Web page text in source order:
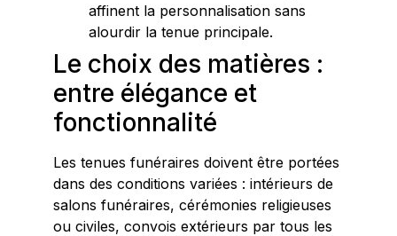
affinent la personnalisation sans
alourdir la tenue principale.
Le choix des matières :
entre élégance et
fonctionnalité
Les tenues funéraires doivent être portées
dans des conditions variées : intérieurs de
salons funéraires, cérémonies religieuses
ou civiles, convois extérieurs par tous les